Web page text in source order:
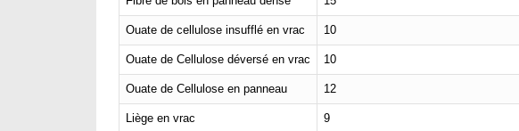
Ouate de cellulose insufflé en vrac 10
Ouate de Cellulose déversé en vrac 10
Ouate de Cellulose en panneau 12
Liège en vrac 9